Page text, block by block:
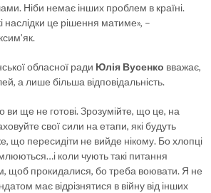
Ніби немає інших проблем в країні.
наслідки це рішення матиме», –
обласної ради Юлія Вусенко вважає,
а лише більша відповідальність.
ви ще не готові. Зрозумійте, що це, на
свої сили на етапи, які будуть
що пересидіти не вийде нікому. Бо хлопці
коли чують такі питання
щоб прокидалися, бо треба воювати. Я не
має відрізнятися в війну від інших